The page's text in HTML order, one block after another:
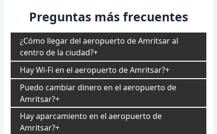
Preguntas más frecuentes
¿Cómo llegar del aeropuerto de Amritsar al
centro de la ciudad?
Hay Wi-Fi en el aeropuerto de Amritsar?
Puedo cambiar dinero en el aeropuerto de
Amritsar?
Hay aparcamiento en el aeropuerto de
Amritsar?